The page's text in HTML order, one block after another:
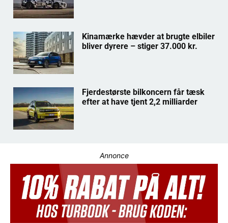
Kinamærke hævder at brugte elbiler
bliver dyrere – stiger 37.000 kr.
Fjerdestørste bilkoncern får tæsk
efter at have tjent 2,2 milliarder
Annonce